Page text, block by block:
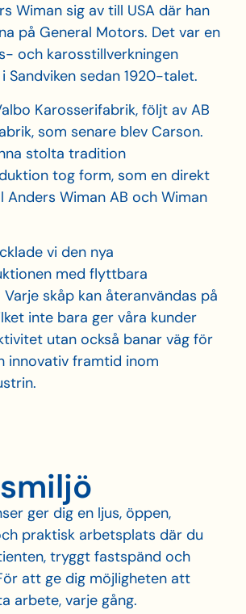
Wiman sig av till USA där han
på General Motors. Det var en
och karosstillverkningen
Sandviken sedan 1920-talet.
Karosserifabrik, följt av AB
som senare blev Carson.
stolta tradition
tog form, som en direkt
Wiman AB och Wiman
vi den nya
med flyttbara
skåp kan återanvändas på
inte bara ger våra kunder
utan också banar väg för
innovativ framtid inom
ger dig en ljus, öppen,
praktisk arbetsplats där du
tryggt fastspänd och
att ge dig möjligheten att
arbete, varje gång.